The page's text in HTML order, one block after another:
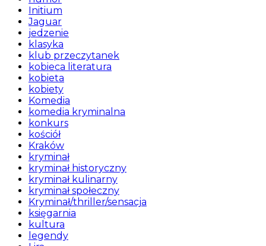
Initium
Jaguar
jedzenie
klasyka
klub przeczytanek
kobieca literatura
kobieta
kobiety
Komedia
komedia kryminalna
konkurs
kościół
Kraków
kryminał
kryminał historyczny
kryminał kulinarny
kryminał społeczny
Kryminał/thriller/sensacja
księgarnia
kultura
legendy